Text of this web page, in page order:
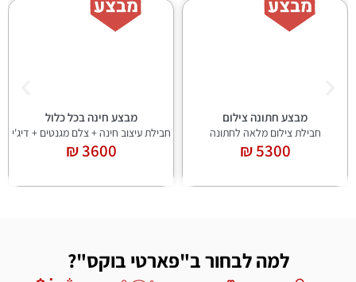
מבצע חינה בכל כלול
חבילת עיצוב חינה + צלם מגנטים + דיג'י
3600 ₪
מבצע תפאורה לחינה/ הפרשת חלה
חבילת עיצוב חינה
2100 ₪
למה לבחור ב"פארטי בוקס"?